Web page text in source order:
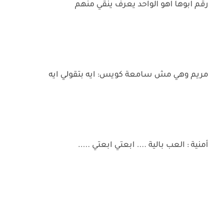
رقم ابوها اهو الواحد يعرف ينقي منهم
مريم وهي مش سامعة كويس: ايه بتقولي ايه
أمنية : العب بالية .... ابعتي ابعتي .....